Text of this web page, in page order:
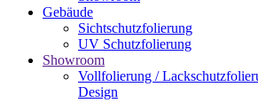
Gebäude
Sichtschutzfolierung
UV Schutzfolierung
Showroom
Vollfolierung /
Design